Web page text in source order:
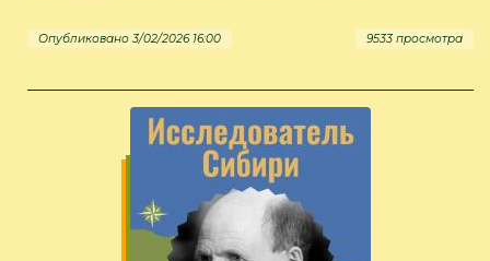
Опубликовано 3/02/2026 16:00 9533 просмотра